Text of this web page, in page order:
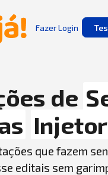
Fazer Login
de
que fazem
editais sem